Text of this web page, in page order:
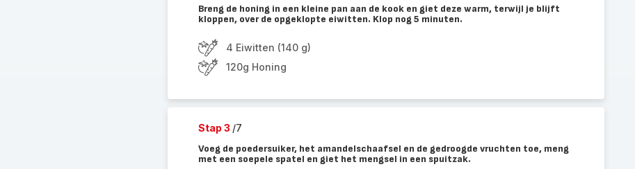
Breng de honing in een kleine pan aan de kook en giet deze warm, terwijl je blijft
kloppen, over de opgeklopte eiwitten. Klop nog 5 minuten.
4 Eiwitten (140 g)
120g Honing
Stap 3 /7
Voeg de poedersuiker, het amandelschaafsel en de gedroogde vruchten toe, meng
met een soepele spatel en giet het mengsel in een spuitzak.